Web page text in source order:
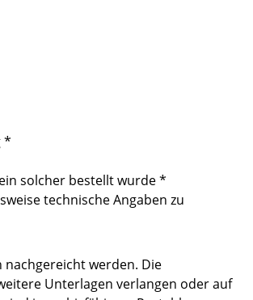
*
solcher bestellt wurde *
technische Angaben zu
werden. Die
Unterlagen verlangen oder auf